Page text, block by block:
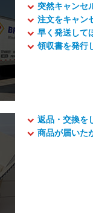
突然キャンセ
注文をキャン
早く発送して
領収書を発行
返品・交換を
商品が届いた